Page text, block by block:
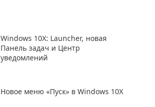
Windows 10X: Launcher, новая
Панель задач и Центр
уведомлений
Новое меню «Пуск» в Windows 10X